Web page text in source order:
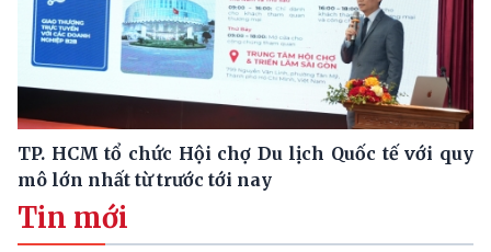
TP. HCM tổ chức Hội chợ Du lịch Quốc tế với quy
mô lớn nhất từ trước tới nay
Tin mới